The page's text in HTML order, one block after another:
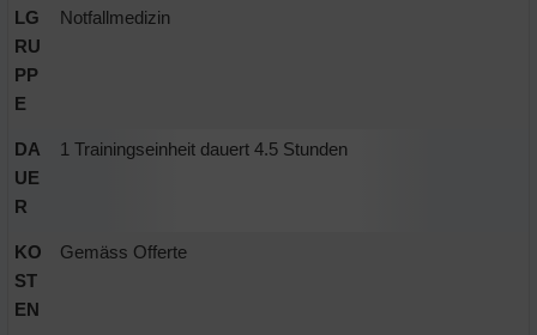
LG
RU
PP
E
Notfallmedizin
DA
UE
R
1 Trainingseinheit dauert 4.5 Stunden
KO
ST
EN
Gemäss Offerte